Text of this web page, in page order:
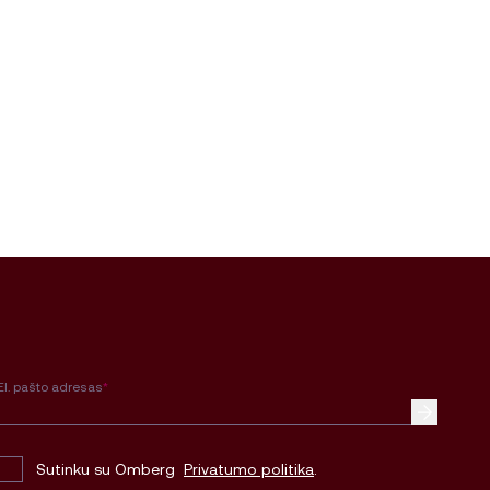
pašto adresas*
Sutinku su Omberg Privatumo politika.